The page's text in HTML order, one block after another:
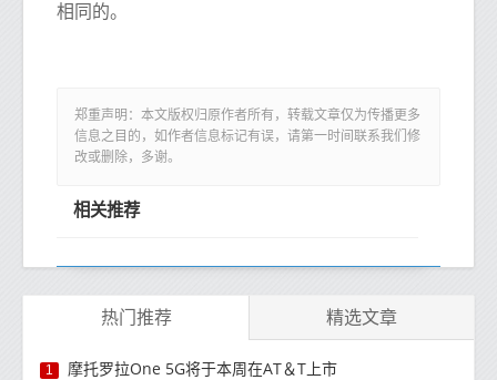
相同的。
郑重声明：本文版权归原作者所有，转载文章仅为传播更多
信息之目的，如作者信息标记有误，请第一时间联系我们修
改或删除，多谢。
相关推荐
热门推荐 精选文章
1 摩托罗拉One 5G将于本周在AT＆T上市